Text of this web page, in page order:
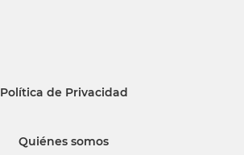
Política de Privacidad
Quiénes somos